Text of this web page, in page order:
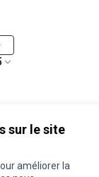
sur le site
améliorer la